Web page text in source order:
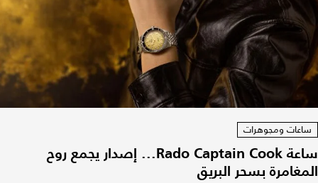
ساعات ومجوهرات
ساعة Rado Captain Cook... إصدار يجمع روح
المغامرة بسحر البريق